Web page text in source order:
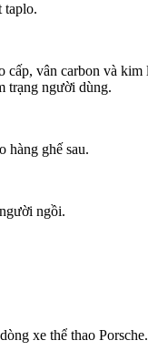
taplo.
vân carbon và kim
trạng người dùng.
hàng ghế sau.
ngồi.
xe thể thao Porsche.